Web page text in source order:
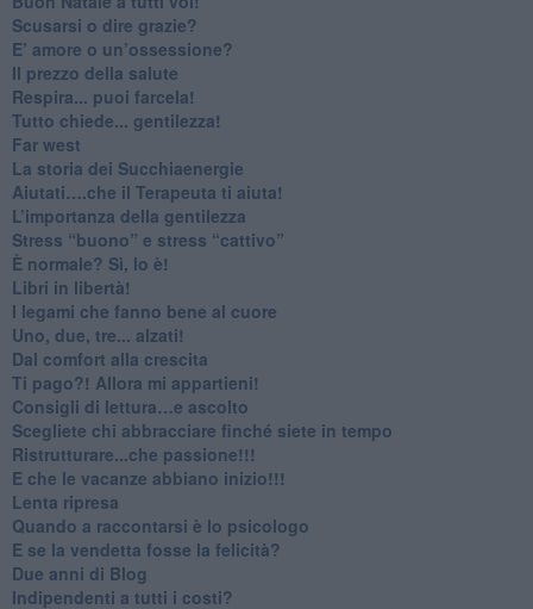
​Scusarsi o dire grazie?
​E’ amore o un’ossessione?
​Il prezzo della salute
​Respira... puoi farcela!
​Tutto chiede... gentilezza!
​Far west
​La storia dei Succhiaenergie
​Aiutati….che il Terapeuta ti aiuta!
​L’importanza della gentilezza
​Stress “buono” e stress “cattivo”
​È normale? Sì, lo è!
​Libri in libertà!
​I legami che fanno bene al cuore
Uno, due, tre... alzati!​
​Dal comfort alla crescita
​Ti pago?! Allora mi appartieni!​
​Consigli di lettura…e ascolto
​Scegliete chi abbracciare finché siete in tempo
​Ristrutturare...che passione!!!
​E che le vacanze abbiano inizio!!!
​Lenta ripresa
​Quando a raccontarsi è lo psicologo
​E se la vendetta fosse la felicità?
​Due anni di Blog
​Indipendenti a tutti i costi?